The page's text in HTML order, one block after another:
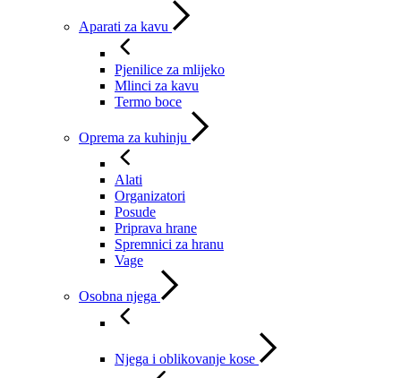
Aparati za kavu
Pjenilice za mlijeko
Mlinci za kavu
Termo boce
Oprema za kuhinju
Alati
Organizatori
Posude
Priprava hrane
Spremnici za hranu
Vage
Osobna njega
Njega i oblikovanje kose